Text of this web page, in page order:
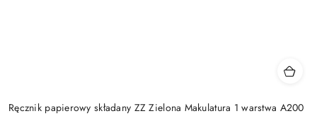
Ręcznik papierowy składany ZZ Zielona Makulatura 1 warstwa A200